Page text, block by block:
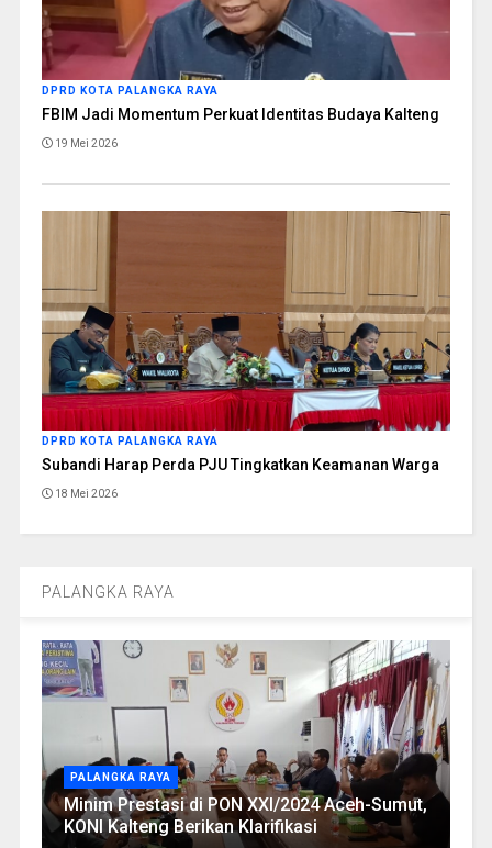
DPRD KOTA PALANGKA RAYA
FBIM Jadi Momentum Perkuat Identitas Budaya Kalteng
19 Mei 2026
DPRD KOTA PALANGKA RAYA
Subandi Harap Perda PJU Tingkatkan Keamanan Warga
18 Mei 2026
PALANGKA RAYA
PALANGKA RAYA
Minim Prestasi di PON XXI/2024 Aceh-Sumut,
KONI Kalteng Berikan Klarifikasi